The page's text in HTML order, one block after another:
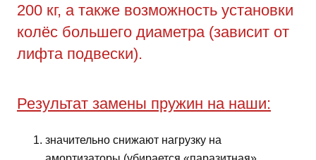
200 кг, а также возможность установки
колёс большего диаметра (зависит от
лифта подвески).
Результат замены пружин на наши:
значительно снижают нагрузку на